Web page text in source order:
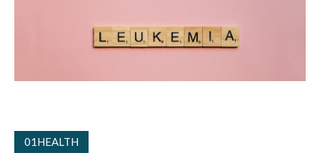
01HEALTH